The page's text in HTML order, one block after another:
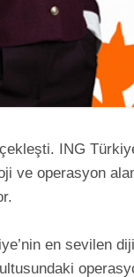
ING
ve operasyon
en sevilen